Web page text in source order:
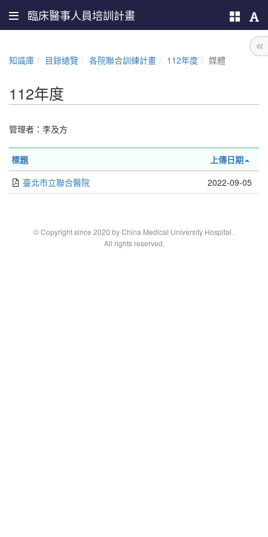
臨床醫事人員培訓計畫
知識庫 目錄總覽 各院聯合訓練計畫 112年度 媒體
112年度
管理者： 李及方
標題
上傳日期
臺北市立聯合醫院
2022-09-05
© Copyright since 2020 by China Medical University Hospital .
All rights reserved.